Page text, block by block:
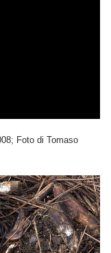
Foto di Tomaso